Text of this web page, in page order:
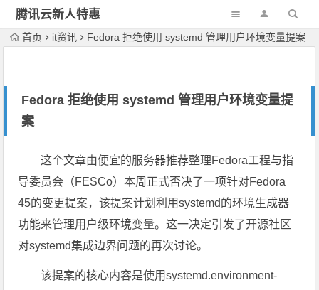
腾讯云新人特惠
首页 it资讯 Fedora 拒绝使用 systemd 管理用户环境变量提案
Fedora 拒绝使用 systemd 管理用户环境变量提
案
这个文章由便宜的服务器推荐整理Fedora工程与指
导委员会（FESCo）本周正式否决了一项针对Fedora
45的变更提案，该提案计划利用systemd的环境生成器
功能来管理用户级环境变量。这一决定引发了开源社区
对systemd集成边界问题的再次讨论。
该提案的核心内容是使用systemd.environment-